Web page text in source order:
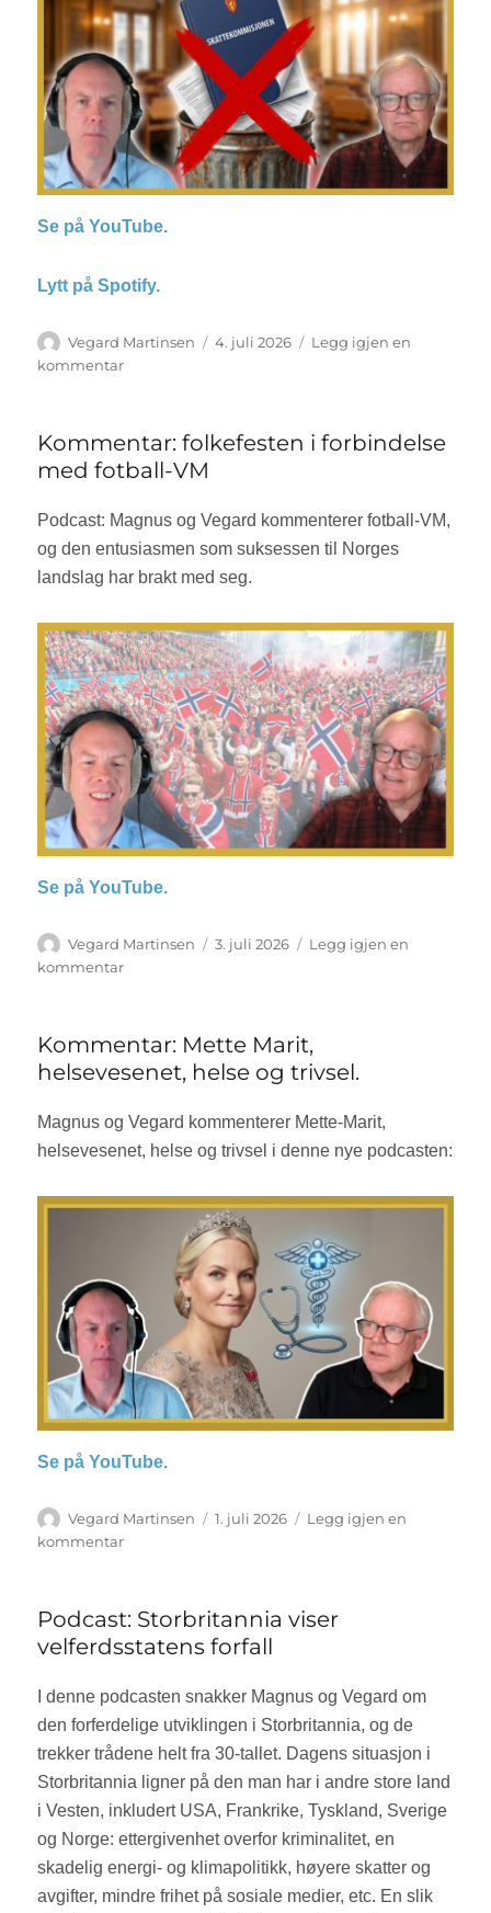
Se på YouTube.
Lytt på Spotify.
Forfatter
Vegard Martinsen Publisert
4. juli 2026
Legg igjen en
kommentar
Kommentar: folkefesten i forbindelse
med fotball-VM
Podcast: Magnus og Vegard kommenterer fotball-VM,
og den entusiasmen som suksessen til Norges
landslag har brakt med seg.
Se på YouTube.
Forfatter
Vegard Martinsen Publisert
3. juli 2026
Legg igjen en
kommentar
i
forbindelse
med
VM
Kommentar: Mette Marit,
helsevesenet, helse og trivsel.
Magnus og Vegard kommenterer Mette-Marit,
helsevesenet, helse og trivsel i denne nye podcasten:
Se på YouTube.
Forfatter
Vegard Martinsen Publisert
1. juli 2026
Legg igjen en
kommentar
Marit,
helse
trivsel.
Podcast: Storbritannia viser
velferdsstatens forfall
I denne podcasten snakker Magnus og Vegard om
den forferdelige utviklingen i Storbritannia, og de
trekker trådene helt fra 30-tallet. Dagens situasjon i
Storbritannia ligner på den man har i andre store land
i Vesten, inkludert USA, Frankrike, Tyskland, Sverige
og Norge: ettergivenhet overfor kriminalitet, en
skadelig energi- og klimapolitikk, høyere skatter og
avgifter, mindre frihet på sosiale medier, etc. En slik